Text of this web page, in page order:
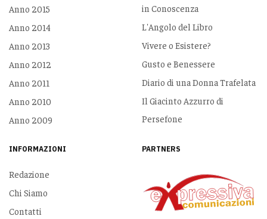
Anno 2015
Anno 2014
Anno 2013
Anno 2012
Anno 2011
Anno 2010
Anno 2009
in Conoscenza
L'Angolo del Libro
Vivere o Esistere?
Gusto e Benessere
Diario di una Donna Trafelata
Il Giacinto Azzurro di
Persefone
INFORMAZIONI
Redazione
Chi Siamo
Contatti
PARTNERS